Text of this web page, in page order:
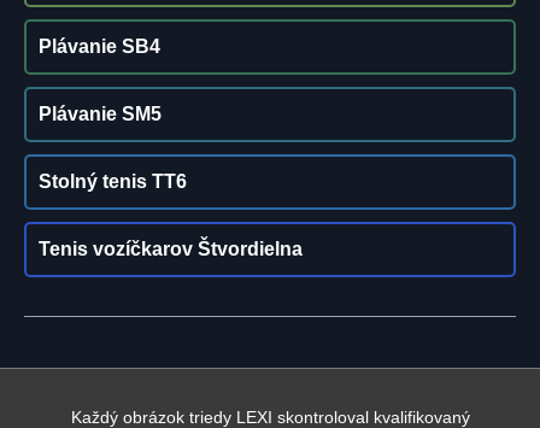
Plávanie SB4
Plávanie SM5
Stolný tenis TT6
Tenis vozíčkarov Štvordielna
Každý obrázok triedy LEXI skontroloval kvalifikovaný